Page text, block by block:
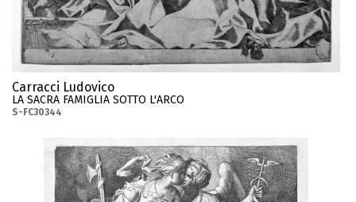
Carracci Ludovico
LA SACRA FAMIGLIA SOTTO L'ARCO
S-FC30344